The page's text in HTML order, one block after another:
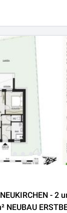
- 2
NEUBAU